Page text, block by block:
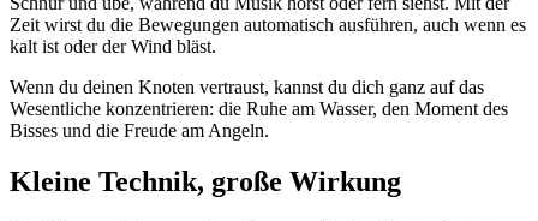
Zeit wirst du die Bewegungen automatisch ausführen, auch wenn es
kalt ist oder der Wind bläst.
Wenn du deinen Knoten vertraust, kannst du dich ganz auf das
Wesentliche konzentrieren: die Ruhe am Wasser, den Moment des
Bisses und die Freude am Angeln.
Kleine Technik, große Wirkung